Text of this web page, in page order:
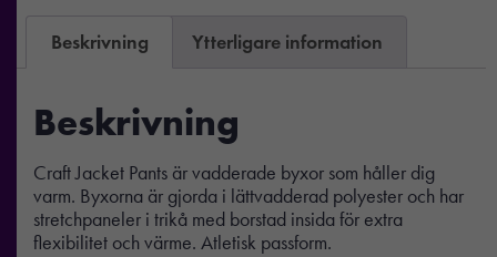
Beskrivning Ytterligare information
Beskrivning
Craft Jacket Pants är vadderade byxor som håller dig
varm. Byxorna är gjorda i lättvadderad polyester och har
stretchpaneler i trikå med borstad insida för extra
flexibilitet och värme. Atletisk passform.